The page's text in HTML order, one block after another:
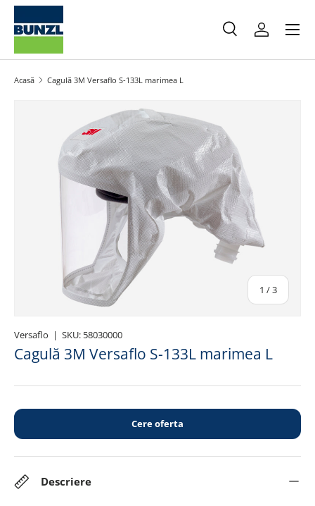
Salt la conținut
Caută
Caută
Meniu
Acasă Cagulă 3M Versaflo S-133L marimea L
Salt la informațiile produsului
1 /din
3
Versaflo | SKU: 58030000
Cagulă 3M Versaflo S-133L marimea L
Cere oferta
Descriere